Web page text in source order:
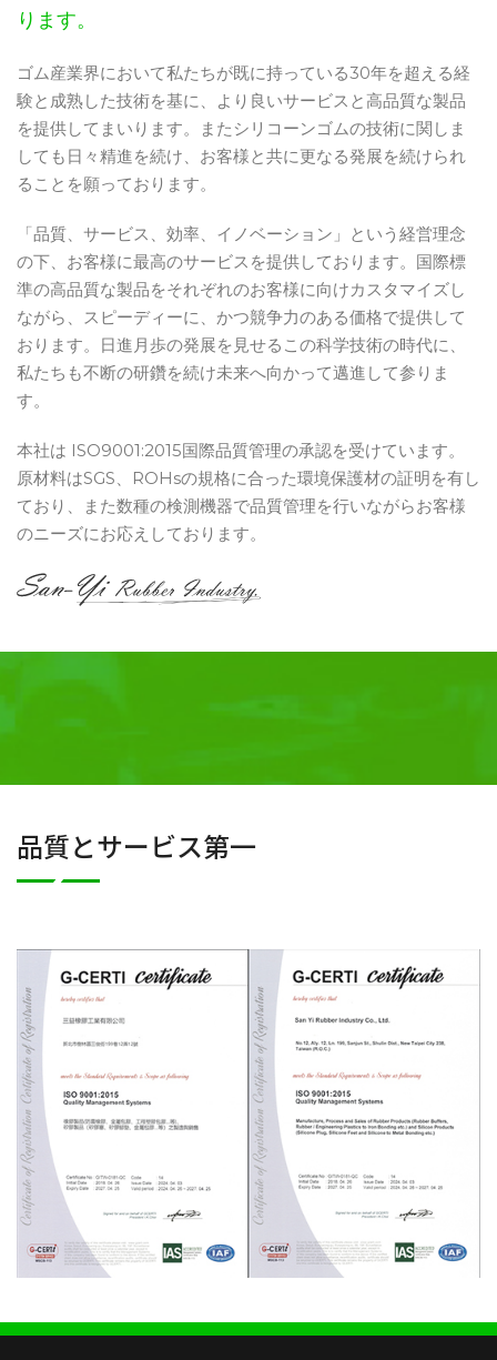
ります。
ゴム産業界において私たちが既に持っている30年を超える経
験と成熟した技術を基に、より良いサービスと高品質な製品
を提供してまいります。またシリコーンゴムの技術に関しま
しても日々精進を続け、お客様と共に更なる発展を続けられ
ることを願っております。
「品質、サービス、効率、イノベーション」という経営理念
の下、お客様に最高のサービスを提供しております。国際標
準の高品質な製品をそれぞれのお客様に向けカスタマイズし
ながら、スピーディーに、かつ競争力のある価格で提供して
おります。日進月歩の発展を見せるこの科学技術の時代に、
私たちも不断の研鑽を続け未来へ向かって邁進して参りま
す。
本社は ISO9001:2015国際品質管理の承認を受けています。
原材料はSGS、ROHsの規格に合った環境保護材の証明を有し
ており、また数種の検測機器で品質管理を行いながらお客様
のニーズにお応えしております。
品質とサービス第一